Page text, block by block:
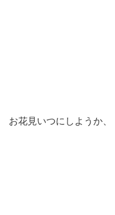
お花見いつにしようか、